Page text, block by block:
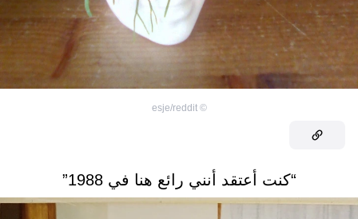
©
esje/reddit
“كنت أعتقد أنني رائع هنا في 1988”